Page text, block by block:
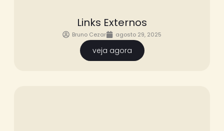
Links Externos
Bruno Cezar agosto 29, 2025
veja agora